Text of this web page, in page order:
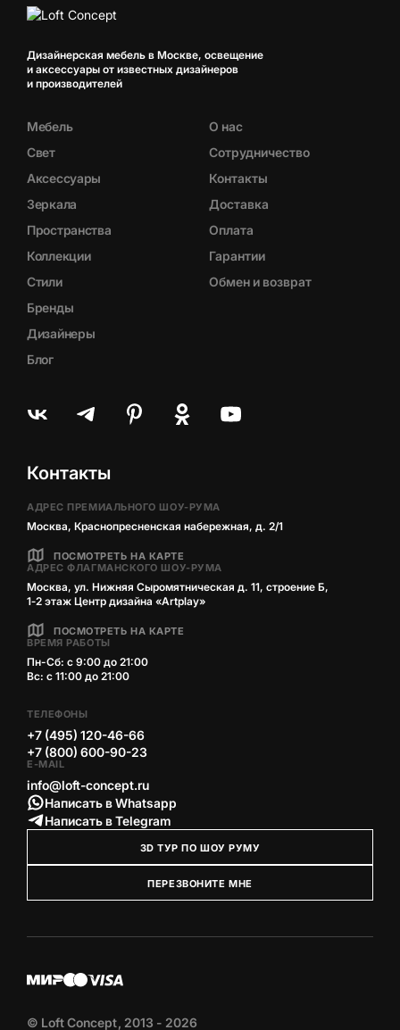
Дизайнерская мебель в Москве, освещение
и аксессуары от известных дизайнеров
и производителей
Мебель
Свет
Аксессуары
Зеркала
Пространства
Коллекции
Стили
Бренды
Дизайнеры
Блог
О нас
Сотрудничество
Контакты
Доставка
Оплата
Гарантии
Обмен и возврат
Контакты
АДРЕС ПРЕМИАЛЬНОГО ШОУ-РУМА
Москва, Краснопресненская набережная, д. 2/1
ПОСМОТРЕТЬ НА КАРТЕ
АДРЕС ФЛАГМАНСКОГО ШОУ-РУМА
Москва, ул. Нижняя Сыромятническая д. 11, строение Б,
1‑2 этаж Центр дизайна «Artplay»
ПОСМОТРЕТЬ НА КАРТЕ
ВРЕМЯ РАБОТЫ
Пн-Сб: с 9:00 до 21:00
Вс: с 11:00 до 21:00
ТЕЛЕФОНЫ
+7 (495) 120-46-66
+7 (800) 600-90-23
E-MAIL
info@loft-concept.ru
Написать в Whatsapp
Написать в Telegram
3D ТУР ПО ШОУ РУМУ
ПЕРЕЗВОНИТЕ МНЕ
© Loft Concept, 2013 - 2026